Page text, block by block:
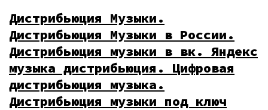
Дистрибьюция Музыки.
Дистрибьюция Музыки в России.
Дистрибьюция музыки в вк. Яндекс
музыка дистрибьюция. Цифровая
дистрибьюция музыка.
Дистрибьюция музыки под ключ